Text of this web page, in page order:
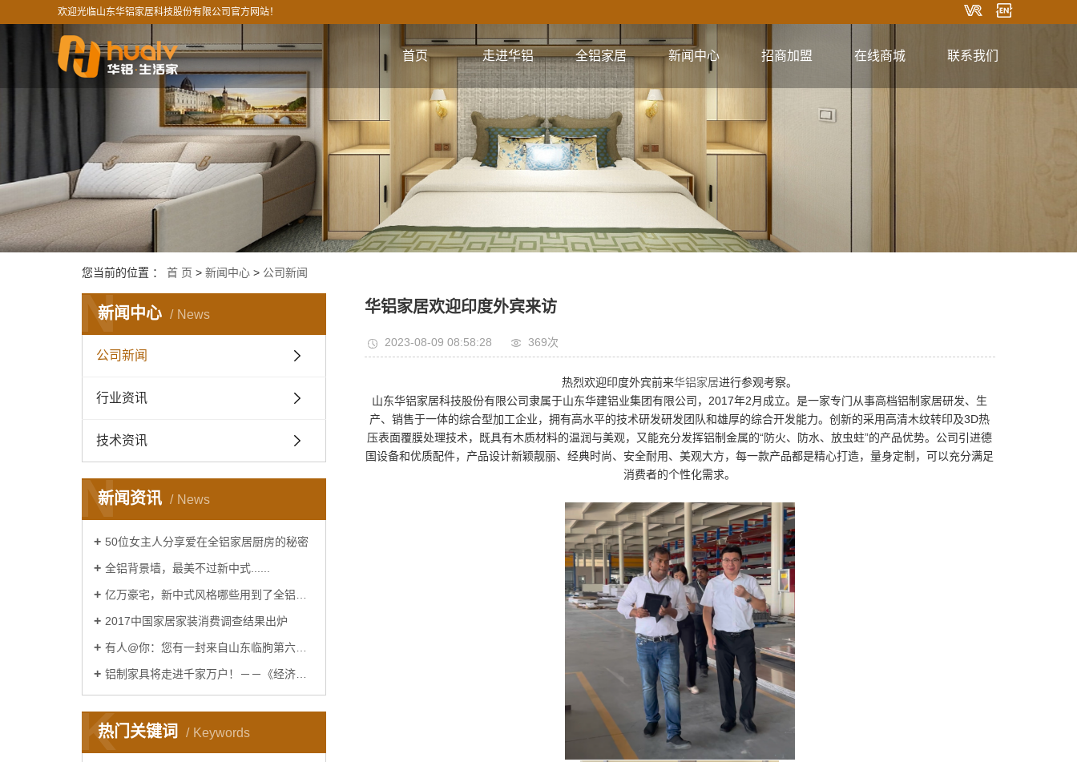
欢迎光临山东华铝家居科技股份有限公司官方网站！
首页 走进华铝
公司简介
企业文化
视频集锦
核心优势
全铝家居
全铝橱柜系列
全铝衣柜系列
全铝电视柜系列
全铝浴室柜系列
全铝餐边柜系列
全铝阳台柜系列
全铝整装定制系列
新闻中心
公司新闻
技术资讯
招商加盟 在线商城 联系我们
您当前的位置 ： 首 页 > 新闻中心 > 公司新闻
新闻中心 News
N
公司新闻
行业资讯
技术资讯
新闻资讯 News
N
50位女主人分享爱在全铝家居厨房的秘密
全铝背景墙，最美不过新中式......
亿万豪宅，新中式风格哪些用到了全铝家居......
2017中国家居家装消费调查结果出炉
有人@你：您有一封来自山东临朐第六届窗博会的邀请函
铝制家具将走进千家万户！－－《经济日报》报道！
热门关键词 Keywords
K
华铝家居欢迎印度外宾来访
2023-08-09 08:58:28 369次
热烈欢迎印度外宾前来华铝家居进行参观考察。
山东华铝家居科技股份有限公司隶属于山东华建铝业集团有限公司，2017年2月成立。是一家专门从事高档铝制家居研发、生
产、销售于一体的综合型加工企业，拥有高水平的技术研发研发团队和雄厚的综合开发能力。创新的采用高清木纹转印及3D热
压表面覆膜处理技术，既具有木质材料的温润与美观，又能充分发挥铝制金属的“防火、防水、放虫蛀”的产品优势。公司引进德
国设备和优质配件，产品设计新颖靓丽、经典时尚、安全耐用、美观大方，每一款产品都是精心打造，量身定制，可以充分满足
消费者的个性化需求。